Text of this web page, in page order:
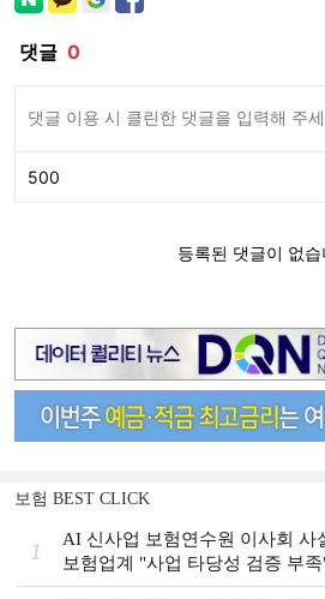
보험 BEST CLICK
1
AI 신사업 보험연수원 이사회
보험업계 "사업 타당성 검증 부
원 AI사업 논란]